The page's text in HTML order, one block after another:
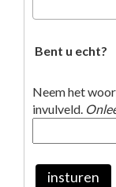
Bent u echt?
Neem het
invulveld.
insturen